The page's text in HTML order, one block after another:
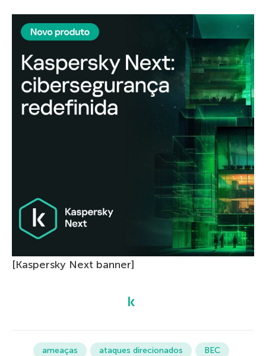
[Kaspersky Next banner]
ameaças ataques direcionados
BEC